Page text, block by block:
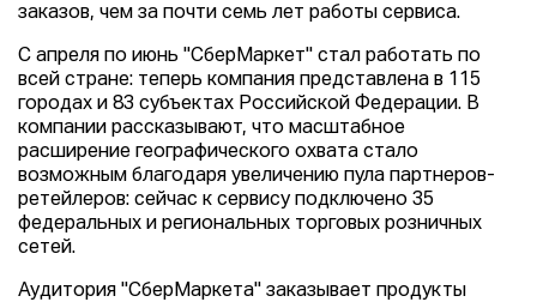
заказов, чем за почти семь лет работы сервиса.
С апреля по июнь "СберМаркет" стал работать по
всей стране: теперь компания представлена в 115
городах и 83 субъектах Российской Федерации. В
компании рассказывают, что масштабное
расширение географического охвата стало
возможным благодаря увеличению пула партнеров-
ретейлеров: сейчас к сервису подключено 35
федеральных и региональных торговых розничных
сетей.
Аудитория "СберМаркета" заказывает продукты